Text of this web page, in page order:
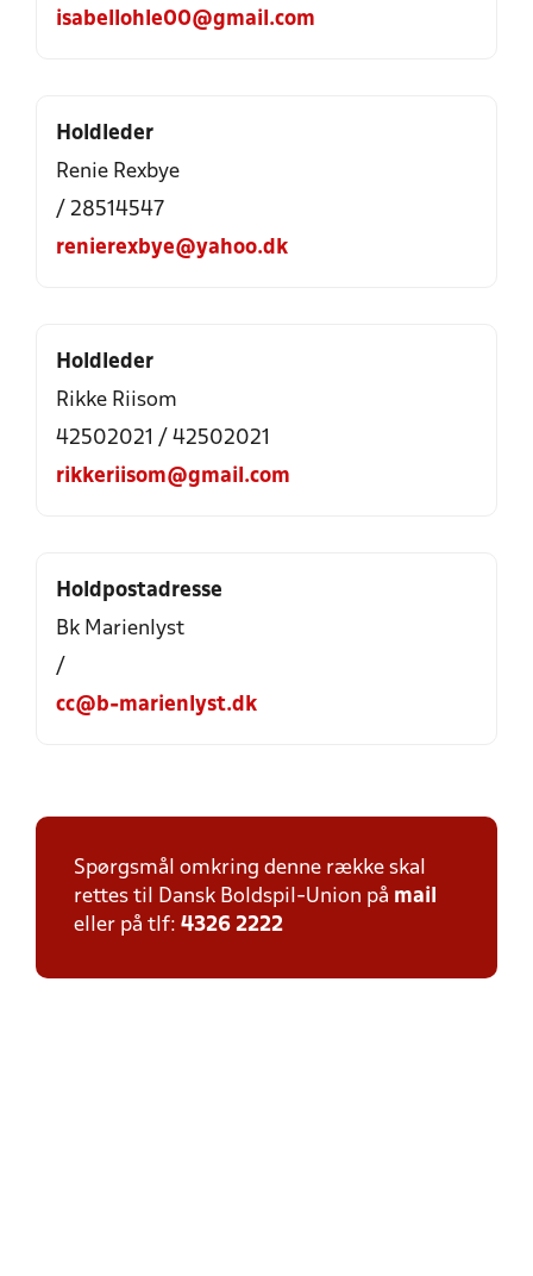
isabellohle00@gmail.com
Holdleder
Renie Rexbye
/ 28514547
renierexbye@yahoo.dk
Holdleder
Rikke Riisom
42502021 / 42502021
rikkeriisom@gmail.com
Holdpostadresse
Bk Marienlyst
/
cc@b-marienlyst.dk
Spørgsmål omkring denne række skal
rettes til Dansk Boldspil-Union på mail
eller på tlf: 4326 2222